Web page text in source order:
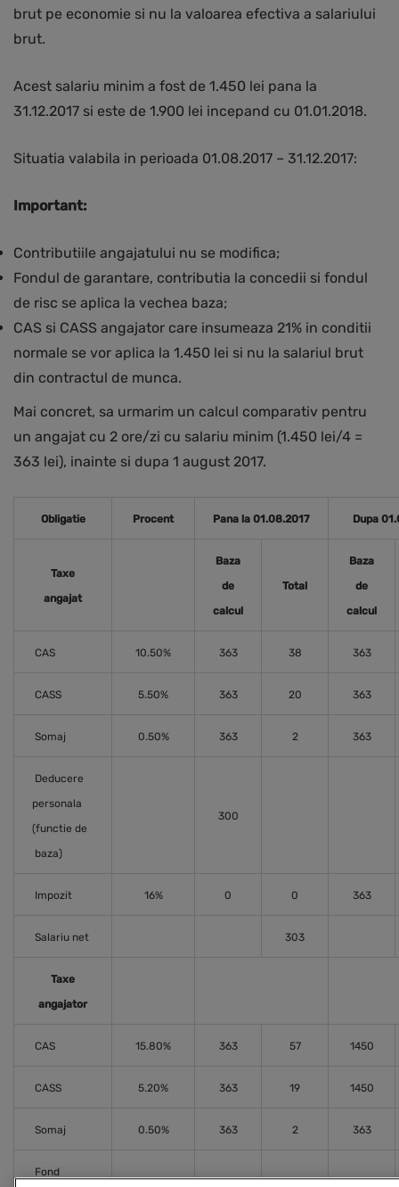
brut pe economie si nu la valoarea efectiva a salariului
brut.
Acest salariu minim a fost de 1.450 lei pana la
31.12.2017 si este de 1.900 lei incepand cu 01.01.2018.
Situatia valabila in perioada 01.08.2017 – 31.12.2017:
Important:
Contributiile angajatului nu se modifica;
Fondul de garantare, contributia la concedii si fondul
de risc se aplica la vechea baza;
CAS si CASS angajator care insumeaza 21% in conditii
normale se vor aplica la 1.450 lei si nu la salariul brut
din contractul de munca.
Mai concret, sa urmarim un calcul comparativ pentru
un angajat cu 2 ore/zi cu salariu minim (1.450 lei/4 =
363 lei), inainte si dupa 1 august 2017.
Obligatie Procent Pana la 01.08.2017 Dupa
Taxe
angajat
Baza
de
calcul
Total
Baza
de
calcul
CAS 10.50% 363 38 363
CASS 5.50% 363 20 363
Somaj 0.50% 363 2 363
Deducere
personala
(functie de
baza)
300
Impozit 16% 0 0 363
Salariu net 303
Taxe
angajator
CAS 15.80% 363 57 1450
CASS 5.20% 363 19 1450
Somaj 0.50% 363 2 363
Fond